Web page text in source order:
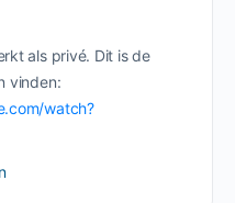
als privé. Dit is de
vinden:
watch?